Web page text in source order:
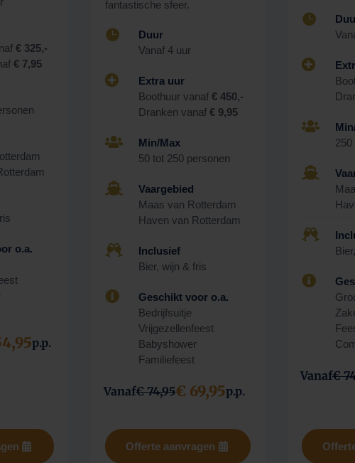
€ 325,-
€ 7,95
o.a.
p.p.
fantastische sfeer.

Duur
Vanaf 4 uur

Extra uur
Boothuur vanaf€ 450,-
Dranken vanaf€ 9,95

Min/Max
50 tot 250 personen

Vaargebied
Maas van Rotterdam
Haven van Rotterdam

Inclusief
Bier, wijn & fris

Geschikt voor o.a.
Bedrijfsuitje
Vrijgezellenfeest
Babyshower
Familiefeest
Vanaf€ 74,95€ 69,95p.p.
Offerte aanvragen



250



Vanaf€